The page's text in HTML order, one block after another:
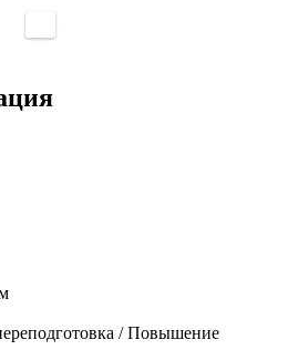
/ Повышение